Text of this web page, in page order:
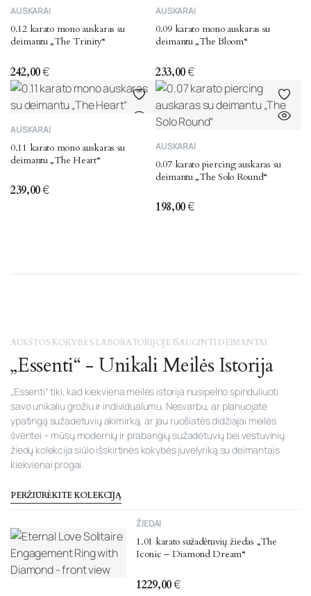
AUSKARAI
0.12 karato mono auskaras su
deimantu „The Trinity“
242,00€
AUSKARAI
0.09 karato mono auskaras su
deimantu „The Bloom“
233,00€
AUSKARAI
0.11 karato mono auskaras su
deimantu „The Heart“
239,00€
AUSKARAI
0.07 karato piercing auskaras su
deimantu „The Solo Round“
198,00€
AUKŠTOS KOKYBĖS LABORATORIJOJE IŠAUGINTI DEIMANTAI
„Essenti“ - Unikali Meilės Istorija
„Essenti“ tiki, kad kiekviena meilės istorija nusipelno spinduliuoti
savo unikaliu grožiu ir individualumu. Nesvarbu, ar planuojate
ypatingą sužadėtuvių akimirką, ar jau ruošiatės didžiajai meilės
šventei – mūsų modernių ir prabangių sužadėtuvių bei vestuvinių
žiedų kolekcija siūlo išskirtinės kokybės juvelyriką su deimantais
kiekvienai progai.
PERŽIŪRĖKITE KOLEKCIJĄ
ŽIEDAI
1.01 karato sužadėtuvių žiedas „The
Iconic – Diamond Dream“
1229,00€